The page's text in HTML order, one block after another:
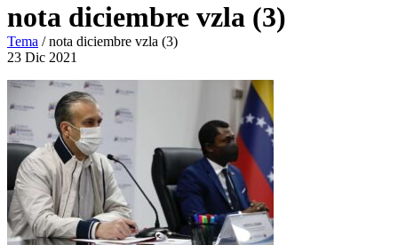
nota diciembre vzla (3)
Tema /nota diciembre vzla (3)
23 Dic 2021